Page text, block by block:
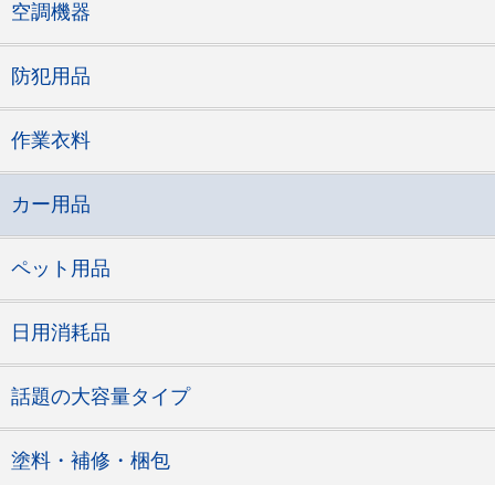
空調機器
防犯用品
作業衣料
カー用品
ペット用品
日用消耗品
話題の大容量タイプ
塗料・補修・梱包